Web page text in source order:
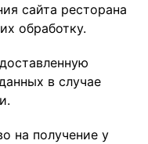
сайта ресторана
обработку.
в случае
на получение у